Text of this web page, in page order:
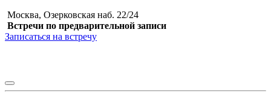
Москва, Озерковская наб. 22/24
Встречи по предварительной записи
Записаться на встречу